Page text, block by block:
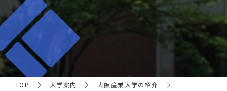
TOP 大学案内
大阪産業大学の紹介